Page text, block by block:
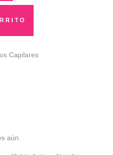
Capilares
aún.